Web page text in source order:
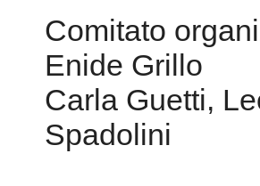
Comitato
Enide Grillo
Carla Guetti,
Spadolini